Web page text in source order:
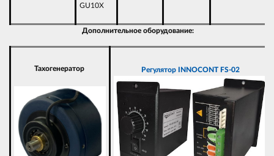
GU10X
Дополнительное оборудование:
Тахогенератор Регулятор INNOCONT FS-02